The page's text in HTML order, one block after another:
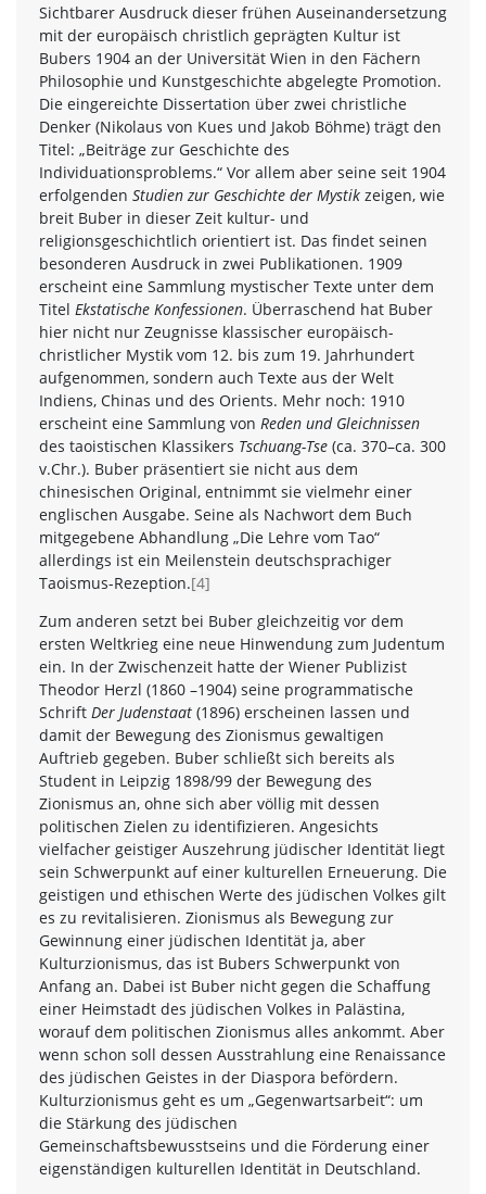
Sichtbarer Ausdruck dieser frühen Auseinandersetzung
mit der europäisch christlich geprägten Kultur ist
Bubers 1904 an der Universität Wien in den Fächern
Philosophie und Kunstgeschichte abgelegte Promotion.
Die eingereichte Dissertation über zwei christliche
Denker (Nikolaus von Kues und Jakob Böhme) trägt den
Titel: „Beiträge zur Geschichte des
Individuationsproblems.“ Vor allem aber seine seit 1904
erfolgenden Studien zur Geschichte der Mystik zeigen, wie
breit Buber in dieser Zeit kultur- und
religionsgeschichtlich orientiert ist. Das findet seinen
besonderen Ausdruck in zwei Publikationen. 1909
erscheint eine Sammlung mystischer Texte unter dem
Titel Ekstatische Konfessionen. Überraschend hat Buber
hier nicht nur Zeugnisse klassischer europäisch-
christlicher Mystik vom 12. bis zum 19. Jahrhundert
aufgenommen, sondern auch Texte aus der Welt
Indiens, Chinas und des Orients. Mehr noch: 1910
erscheint eine Sammlung von Reden und Gleichnissen
des taoistischen Klassikers Tschuang-Tse (ca. 370–ca. 300
v.Chr.). Buber präsentiert sie nicht aus dem
chinesischen Original, entnimmt sie vielmehr einer
englischen Ausgabe. Seine als Nachwort dem Buch
mitgegebene Abhandlung „Die Lehre vom Tao“
allerdings ist ein Meilenstein deutschsprachiger
Taoismus-Rezeption.[4]
Zum anderen setzt bei Buber gleichzeitig vor dem
ersten Weltkrieg eine neue Hinwendung zum Judentum
ein. In der Zwischenzeit hatte der Wiener Publizist
Theodor Herzl (1860 –1904) seine programmatische
Schrift Der Judenstaat (1896) erscheinen lassen und
damit der Bewegung des Zionismus gewaltigen
Auftrieb gegeben. Buber schließt sich bereits als
Student in Leipzig 1898/99 der Bewegung des
Zionismus an, ohne sich aber völlig mit dessen
politischen Zielen zu identifizieren. Angesichts
vielfacher geistiger Auszehrung jüdischer Identität liegt
sein Schwerpunkt auf einer kulturellen Erneuerung. Die
geistigen und ethischen Werte des jüdischen Volkes gilt
es zu revitalisieren. Zionismus als Bewegung zur
Gewinnung einer jüdischen Identität ja, aber
Kulturzionismus, das ist Bubers Schwerpunkt von
Anfang an. Dabei ist Buber nicht gegen die Schaffung
einer Heimstadt des jüdischen Volkes in Palästina,
worauf dem politischen Zionismus alles ankommt. Aber
wenn schon soll dessen Ausstrahlung eine Renaissance
des jüdischen Geistes in der Diaspora befördern.
Kulturzionismus geht es um „Gegenwartsarbeit“: um
die Stärkung des jüdischen
Gemeinschaftsbewusstseins und die Förderung einer
eigenständigen kulturellen Identität in Deutschland.